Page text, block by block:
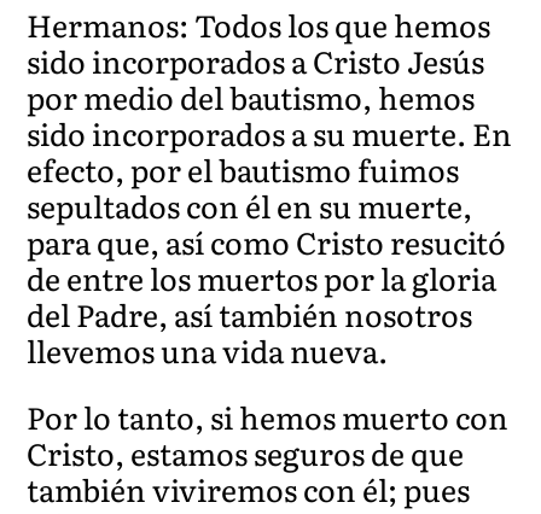
Hermanos: Todos los que hemos
sido incorporados a Cristo Jesús
por medio del bautismo, hemos
sido incorporados a su muerte. En
efecto, por el bautismo fuimos
sepultados con él en su muerte,
para que, así como Cristo resucitó
de entre los muertos por la gloria
del Padre, así también nosotros
llevemos una vida nueva.
Por lo tanto, si hemos muerto con
Cristo, estamos seguros de que
también viviremos con él; pues